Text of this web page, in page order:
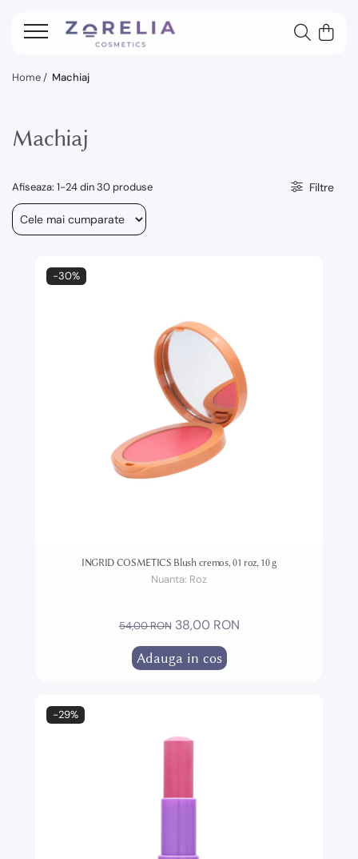
Home / Machiaj
Machiaj
Afiseaza: 1-24din30 produse Filtre
-30%
INGRID COSMETICS Blush cremos, 01 roz, 10 g
Nuanta: Roz
54,00 RON 38,00 RON
Adauga in cos
-29%